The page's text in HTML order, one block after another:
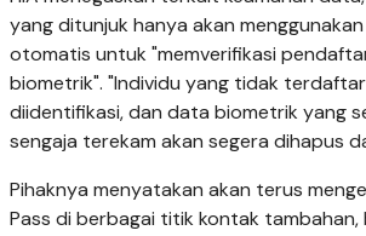
yang ditunjuk hanya akan
otomatis untuk "memverifikasi
biometrik". "Individu yang tidak
diidentifikasi, dan data biometrik yang
sengaja terekam akan segera dihapus
Pihaknya menyatakan akan terus
Pass di berbagai titik kontak tambahan,